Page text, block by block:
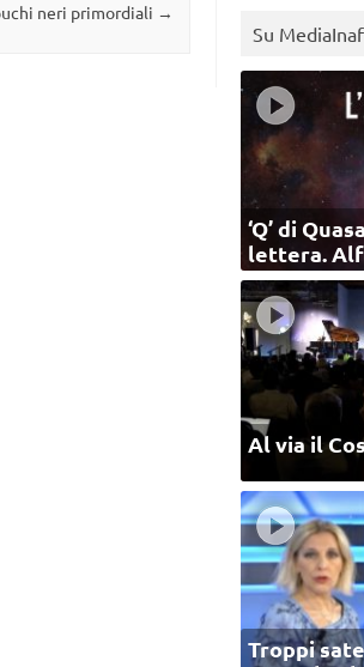
neri primordiali →
Su
‘Q’ di
lettera.
Al via il
Troppi